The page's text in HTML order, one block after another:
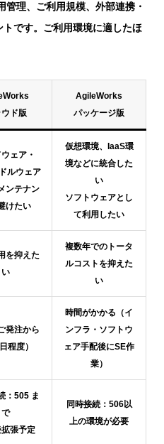
理、ご利用規模、外部連携・
です。ご利用環境に適したほ
ウド版
AgileWorks
パッケージ版
ェア・
ルウェア
ンテナン
けたい
仮想環境、IaaS環
境などに統合した
い
ソフトウェアとし
て利用したい
を抑えた
い
複数年でのトータ
ルコストを抑えた
い
発注から
程度）
時間がかかる（イ
ンフラ・ソフトウ
ェア手配後にSE作
業）
：505 ま
で
張予定
同時接続：506以
上の環境が必要